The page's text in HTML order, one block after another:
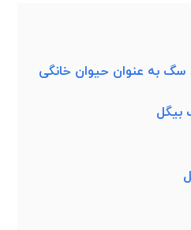
سگ به عنوان حیوان خانگی